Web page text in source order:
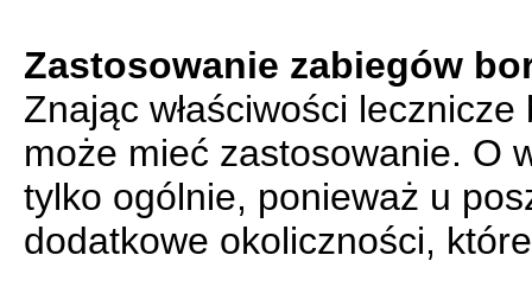
Zastosowanie zabiegów
Znając właściwości
może mieć zastosowanie. O
tylko ogólnie, ponieważ u
dodatkowe okoliczności,